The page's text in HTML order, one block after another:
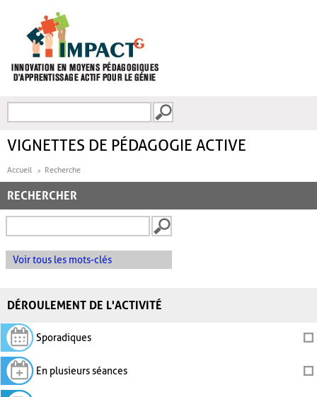
FORMULAIRE DE
VIGNETTES DE PÉDAGOGIE ACTIVE
Accueil Recherche
RECHERCHER
Voir tous les mots-clés
DÉROULEMENT DE L'ACTIVITÉ
Sporadiques
En plusieurs séances